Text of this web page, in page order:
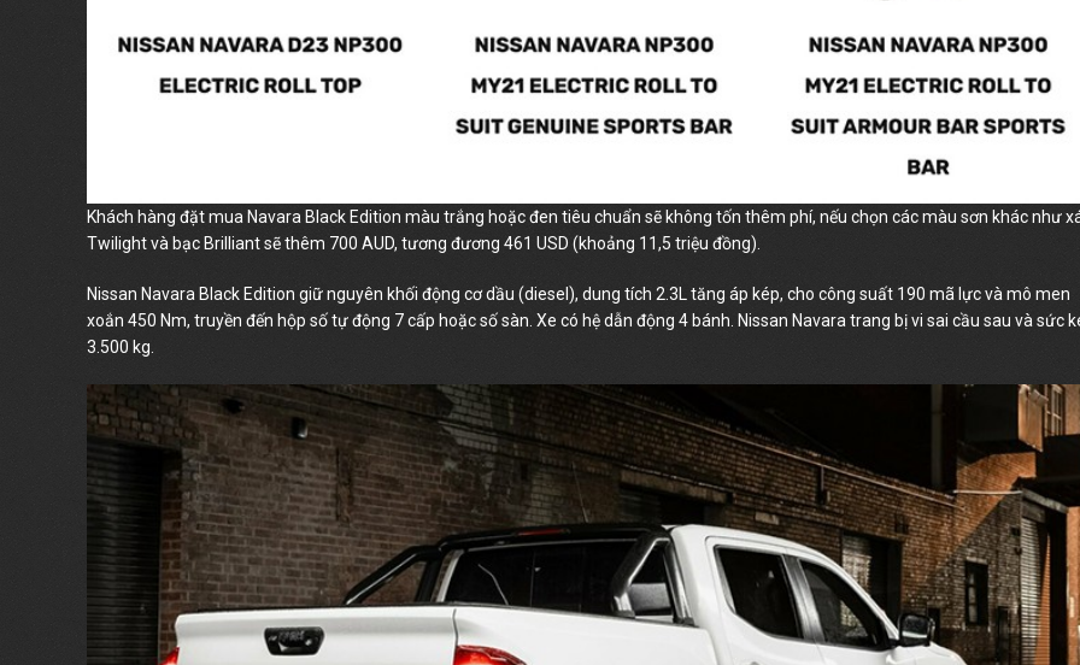
Khách hàng đặt mua Navara Black Edition màu trắng hoặc đen tiêu chuẩn sẽ không tốn thêm phí, nếu chọn các màu sơn khác như
Twilight và bạc Brilliant sẽ thêm 700 AUD, tương đương 461 USD (khoảng 11,5 triệu đồng).
Nissan Navara Black Edition giữ nguyên khối động cơ dầu (diesel), dung tích 2.3L tăng áp kép, cho công suất 190 mã lực và mô men
xoắn 450 Nm, truyền đến hộp số tự động 7 cấp hoặc số sàn. Xe có hệ dẫn động 4 bánh. Nissan Navara trang bị vi sai cầu sau và sức
3.500 kg.